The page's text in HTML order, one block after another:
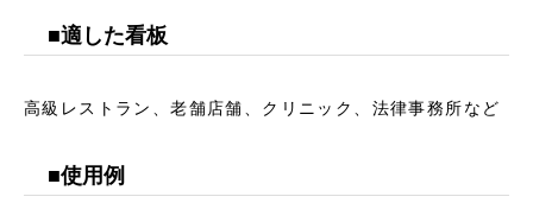
■適した看板
高級レストラン、老舗店舗、クリニック、法律事務所など
■使用例